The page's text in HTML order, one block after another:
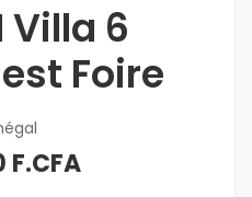
Villa 6
Foire